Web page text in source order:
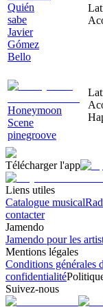
Quién
sabe
Javier
Gómez
Bello
Honeymoon
Scene
pinegroove
Télécharger l'app
Liens utiles
Catalogue musical
contacter
Jamendo
Jamendo pour les
Mentions légales
Conditions générales
confidentialité
Suivez-nous